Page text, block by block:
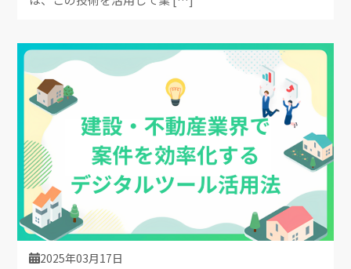
2025年03月17日